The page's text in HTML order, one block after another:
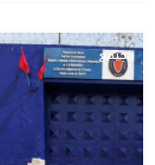
مجتمع